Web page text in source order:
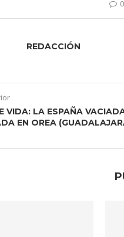
REDACCIÓN
VIDA: LA ESPAÑA
EN OREA